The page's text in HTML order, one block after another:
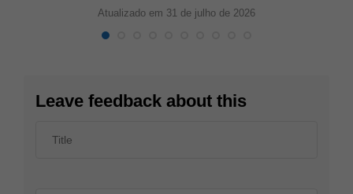
Atualizado em 31 de julho de 2026
Leave feedback about this